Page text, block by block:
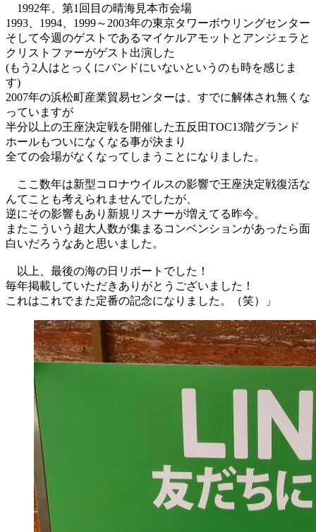
1992年、第1回目の晴海見本市会場
1993、1994、1999～2003年の東京タワーボウリングセンター
そして今週のゲストであるマイケルアモットとアンジェラと
クリストファーがゲスト出演した
(もう2人はとっくにバンドにいないというのも時を感じま
す)
2007年の浜松町産業貿易センターは、すでに解体され無くな
っていますが
半分以上の王座決定戦を開催した五反田TOC13階グランド
ホールもついになくなる事が決まり
全ての会場がなくなってしまうことになりました。
ここ数年は新型コロナウイルスの影響で王座決定戦復活な
んてことも考えられませんでしたが、
逆にその影響もあり新規リスナーが増えてる昨今。
またこういう超大人数が集まるコンベンションがあったら面
白いだろうなあと思いました。
以上、最後の海の日リポートでした！
毎年掲載していただきありがとうございました！
これはこれでまた定番の記念になりました。（笑）」